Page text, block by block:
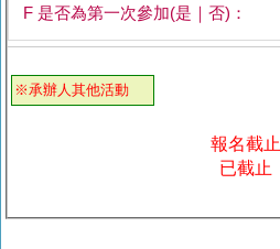
F 是否為第一次參加(是｜否)：
※承辦人其他活動
報名截止
已截止